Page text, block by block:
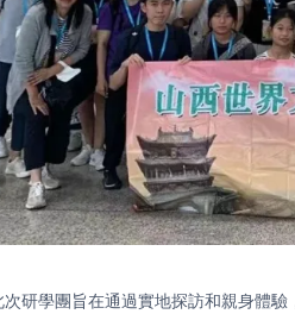
次研學團旨在通過實地探訪和親身體